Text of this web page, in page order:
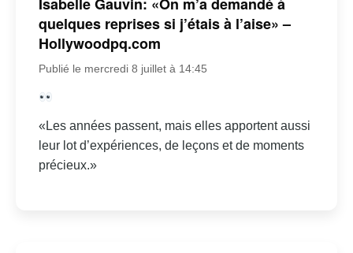
quelques reprises si j’étais à l’aise» –
Hollywoodpq.com
Publié le mercredi 8 juillet à 14:45
«Les années passent, mais elles apportent aussi
leur lot d’expériences, de leçons et de moments
précieux.»